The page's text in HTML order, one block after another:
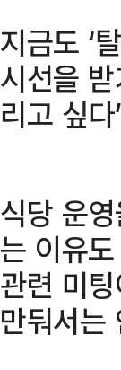
지금도 ‘
시선을
리고 싶
식당 운
는 이유
관련 미
만둬서는